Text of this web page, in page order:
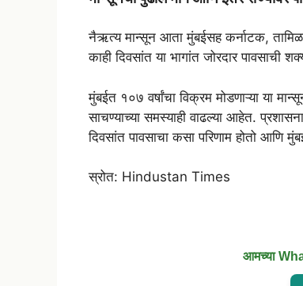
नैऋत्य मान्सून आता मुंबईसह कर्नाटक,
काही दिवसांत या भागांत जोरदार पावसाची
मुंबईत १०७ वर्षांचा विक्रम मोडणाऱ्या या
साचण्याच्या समस्याही वाढल्या आहेत.
दिवसांत पावसाचा कसा परिणाम होतो आणि
स्रोत: Hindustan Times
आमच्या